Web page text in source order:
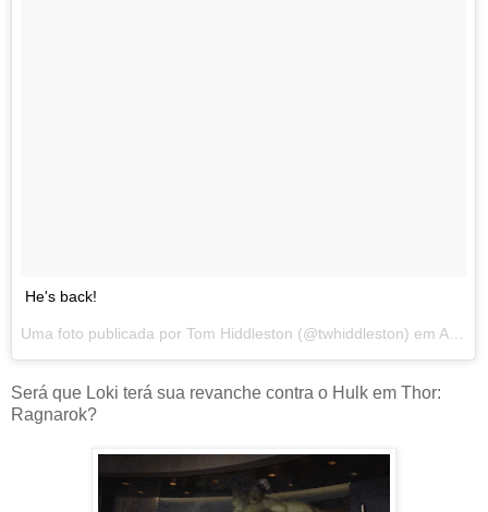
He's back!
Uma foto publicada por Tom Hiddleston (@twhiddleston) em Ago 9, 2016 às 6:19 PDT
Será que Loki terá sua revanche contra o Hulk em Thor:
Ragnarok?